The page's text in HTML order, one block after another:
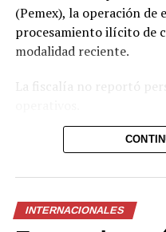
Unos 20 heridos tras un
centro comercial de Tokio
DON'T MISS
condenar la esclavitud
(Pemex), la operación de
procesamiento ilícito de
modalidad reciente.
La fiscalía no reportó
Las plantas clandestinas
centro de México. Como
autoridades incautaron
maquinaria utilizada en
INTERNACIONALES